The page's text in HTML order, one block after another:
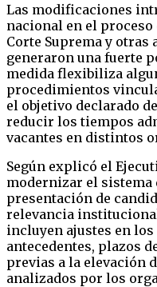
Las modificaciones
nacional en el proceso
Corte Suprema y
generaron una fuerte
medida flexibiliza
procedimientos
el objetivo declarado
reducir los tiempos
vacantes en distintos
Según explicó el
modernizar el
presentación de
relevancia
incluyen ajustes en
antecedentes, plazos
previas a la elevación
analizados por los